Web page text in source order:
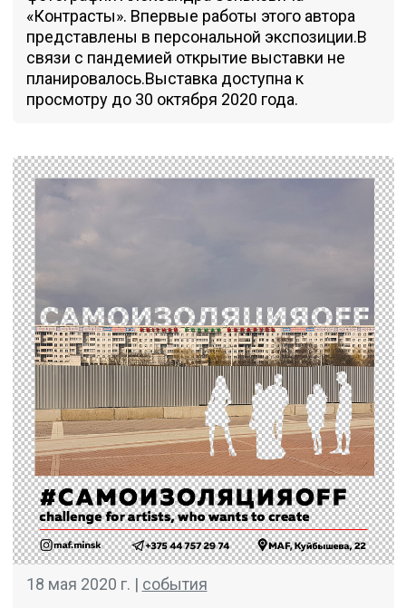
«Контрасты». Впервые работы этого автора
представлены в персональной экспозиции.В
связи с пандемией открытие выставки не
планировалось.Выставка доступна к
просмотру до 30 октября 2020 года.
18 мая 2020 г. | события